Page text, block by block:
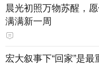
晨光初照万物苏醒，
满满新一周
宏大叙事下“回家”是最